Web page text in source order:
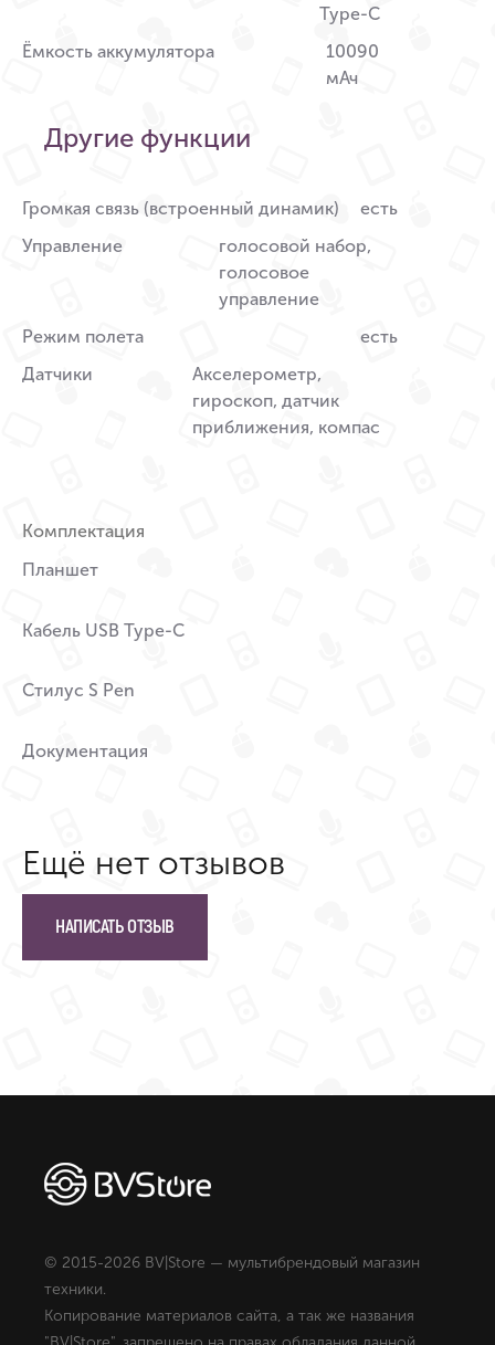
Type-C
Ёмкость аккумулятора
10090
мАч
Другие функции
Громкая связь (встроенный динамик)
есть
Управление
голосовой набор,
голосовое
управление
Режим полета
есть
Датчики
Акселерометр,
гироскоп, датчик
приближения, компас
Комплектация
Планшет
Кабель USB Type-C
Стилус S Pen
Документация
Ещё нет отзывов
НАПИСАТЬ ОТЗЫВ
© 2015-2026 BV|Store — мультибрендовый магазин
техники.
Копирование материалов сайта, а так же названия